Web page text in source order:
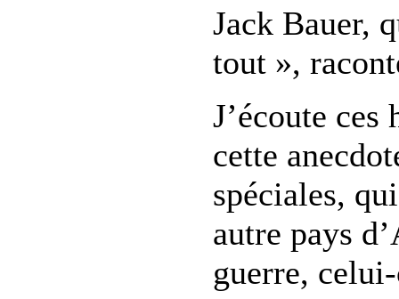
Jack Bauer,
tout »,
J’écoute
cette
spéciales,
autre pays
guerre,